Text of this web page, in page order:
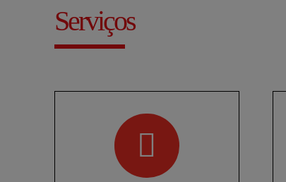
Serviços